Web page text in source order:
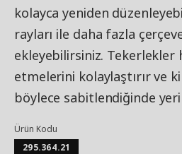
kolayca yeniden
rayları ile daha fazla
ekleyebilirsiniz. Tekerlekler
etmelerini kolaylaştırır ve
böylece sabitlendiğinde
Ürün Kodu
295.364.21